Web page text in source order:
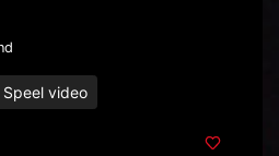
Speel video